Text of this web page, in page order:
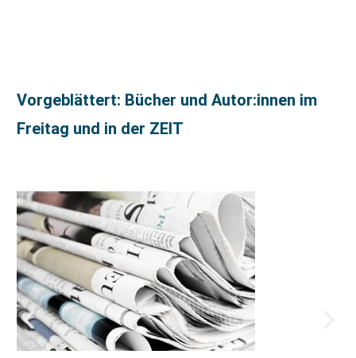
Vorgeblättert: Bücher und Autor:innen im
Freitag und in der ZEIT